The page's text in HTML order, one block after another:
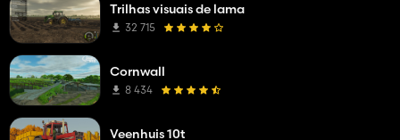
Trilhas visuais de lama
32 715
Cornwall
8 434
Veenhuis 10t